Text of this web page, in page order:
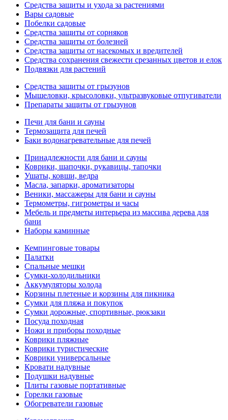
Средства защиты и ухода за растениями
Вары садовые
Побелки садовые
Средства защиты от сорняков
Средства защиты от болезней
Средства защиты от насекомых и вредителей
Средства сохранения свежести срезанных цветов и елок
Подвязки для растений
Средства защиты от грызунов
Мышеловки, крысоловки, ультразвуковые отпугиватели
Препараты защиты от грызунов
Печи для бани и сауны
Термозащита для печей
Баки водонагревательные для печей
Принадлежности для бани и сауны
Коврики, шапочки, рукавицы, тапочки
Ушаты, ковши, ведра
Масла, запарки, ароматизаторы
Веники, массажеры для бани и сауны
Термометры, гигрометры и часы
Мебель и предметы интерьера из массива дерева для
бани
Наборы каминные
Кемпинговые товары
Палатки
Спальные мешки
Сумки-холодильники
Аккумуляторы холода
Корзины плетеные и корзины для пикника
Сумки для пляжа и покупок
Сумки дорожные, спортивные, рюкзаки
Посуда походная
Ножи и приборы походные
Коврики пляжные
Коврики туристические
Коврики универсальные
Кровати надувные
Подушки надувные
Плиты газовые портативные
Горелки газовые
Обогреватели газовые